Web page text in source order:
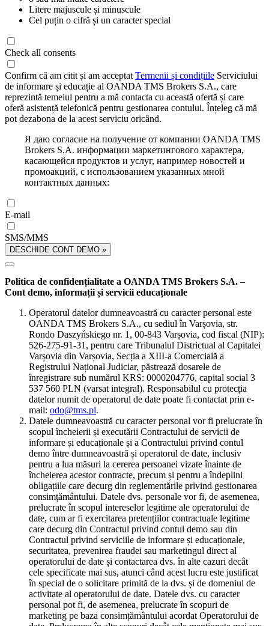
Litere majuscule și minuscule
Cel puțin o cifră și un caracter special
Check all consents
Confirm că am citit și am acceptat Termenii și condițiile Serviciului
de informare și educație al OANDA TMS Brokers S.A., care
reprezintă temeiul pentru a mă contacta cu această ofertă și care
oferă asistență telefonică pentru gestionarea contului. Înțeleg că mă
pot dezabona de la acest serviciu oricând.
Я даю согласие на получение от компании OANDA TMS
Brokers S.A. информации маркетингового характера,
касающейся продуктов и услуг, например новостей и
промоакций, с использованием указанных мной
контактных данных:
E-mail
SMS/MMS
DESCHIDE CONT DEMO »
Politica de confidențialitate a OANDA TMS Brokers S.A. –
Cont demo, informații și servicii educaționale
Operatorul datelor dumneavoastră cu caracter personal este
OANDA TMS Brokers S.A., cu sediul în Varșovia, str.
Rondo Daszyńskiego nr. 1, 00-843 Varșovia, cod fiscal (NIP):
526-275-91-31, pentru care Tribunalul Districtual al Capitalei
Varșovia din Varșovia, Secția a XIII-a Comercială a
Registrului Național Judiciar, păstrează dosarele de
înregistrare sub numărul KRS: 0000204776, capital social 3
537 560 PLN (varsat integral). Responsabilul cu protecția
datelor numit de operatorul de date poate fi contactat prin e-
mail: odo@tms.pl.
Datele dumneavoastră cu caracter personal vor fi prelucrate în
scopul încheierii și executării Contractului de servicii de
informare și educaționale și a Contractului privind contul
demo între dumneavoastră și operatorul de date, inclusiv
pentru a lua măsuri la cererea persoanei vizate înainte de
încheierea acestor contracte, precum și pentru a îndeplini
obligațiile care decurg din reglementările privind gestionarea
consimțământului. Datele dvs. personale vor fi, de asemenea,
prelucrate în scopul intereselor legitime ale operatorului de
date, cum ar fi exercitarea pretențiilor contractuale legitime
care decurg din Contractul privind contul demo sau din
Contractul privind serviciile de informare și educaționale,
securitatea, prevenirea fraudei sau marketingul direct al
operatorului de date și contactarea dvs. în alte cazuri decât
cele specificate mai sus, atunci când acest lucru este justificat
în special de o solicitare primită de la dvs. și de domeniul de
activitate al operatorului de date. Datele dvs. cu caracter
personal pot fi, de asemenea, prelucrate în scopuri de
marketing pe baza consimțământului acordat Operatorului de